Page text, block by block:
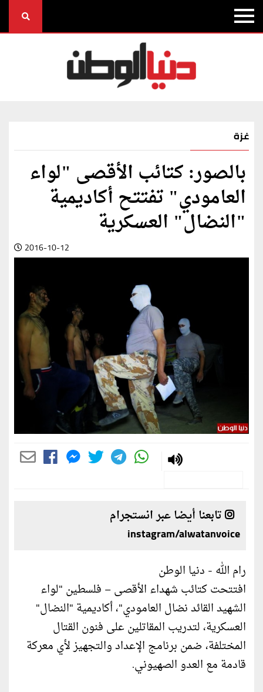
غزة
بالصور: كتائب الأقصى "لواء
العامودي" تفتتح أكاديمية
"النضال" العسكرية
2016-10-12
تابعنا أيضا عبر انستجرام
instagram/alwatanvoice
رام الله - دنيا الوطن
افتتحت كتائب شهداء الأقصى – فلسطين "لواء
الشهيد القائد نضال العامودي"، أكاديمية "النضال"
العسكرية، لتدريب المقاتلين على فنون القتال
المختلفة، ضمن برنامج الإعداد والتجهيز لأي معركة
قادمة مع العدو الصهيوني.